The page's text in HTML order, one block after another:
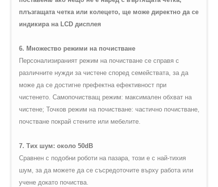
плъзгащата четка или колецето, ще може директно да се
индикира на LCD дисплея
6. Множество режими на почистване
Персонализираният режим на почистване се справя с
различните нужди за чистене според семействата, за да
може да се достигне префектна ефективност при
чистенето. Самопочистващ режим: максимален обхват на
чистене; Точков режим на почистване: частично почистване,
почстване покрай стените или мебелите.
7. Тих шум: около 50dB
Сравнен с подобни роботи на пазара, този е с най-тихия
шум, за да можете да се съсредоточите върху работа или
учене докато почиства.